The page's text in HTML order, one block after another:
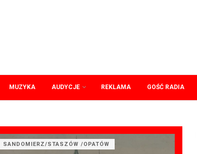
MUZYKA AUDYCJE REKLAMA GOŚĆ RADIA
SANDOMIERZ/STASZÓW /OPATÓW